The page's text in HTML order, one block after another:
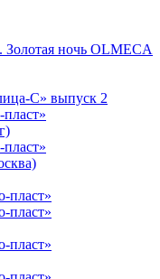
ночь OLMECA
С» выпуск 2
пласт»
пласт»
пласт»